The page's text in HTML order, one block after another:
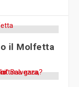
il Molfetta